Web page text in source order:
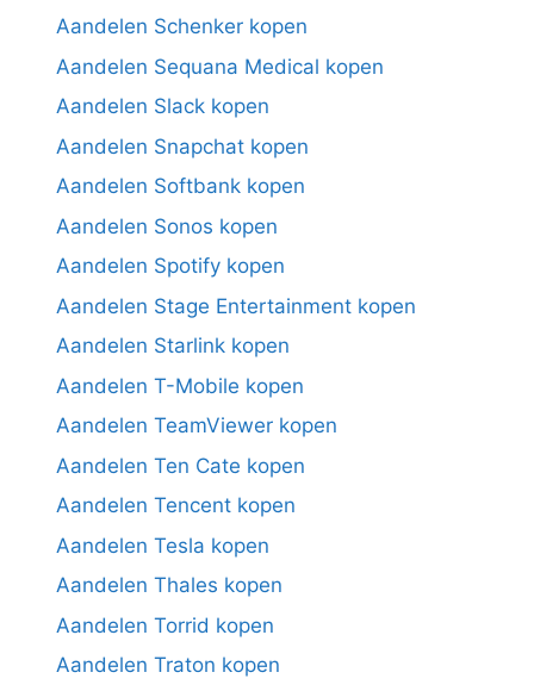
Aandelen Schenker kopen
Aandelen Sequana Medical kopen
Aandelen Slack kopen
Aandelen Snapchat kopen
Aandelen Softbank kopen
Aandelen Sonos kopen
Aandelen Spotify kopen
Aandelen Stage Entertainment kopen
Aandelen Starlink kopen
Aandelen T-Mobile kopen
Aandelen TeamViewer kopen
Aandelen Ten Cate kopen
Aandelen Tencent kopen
Aandelen Tesla kopen
Aandelen Thales kopen
Aandelen Torrid kopen
Aandelen Traton kopen